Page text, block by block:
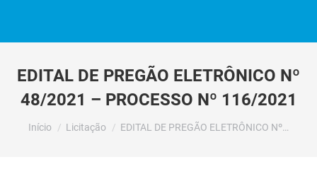
EDITAL DE PREGÃO ELETRÔNICO Nº
48/2021 – PROCESSO Nº 116/2021
Você está aqui:
Início Licitação EDITAL DE PREGÃO ELETRÔNICO Nº…